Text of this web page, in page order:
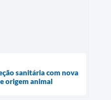
sanitária com nova
origem animal